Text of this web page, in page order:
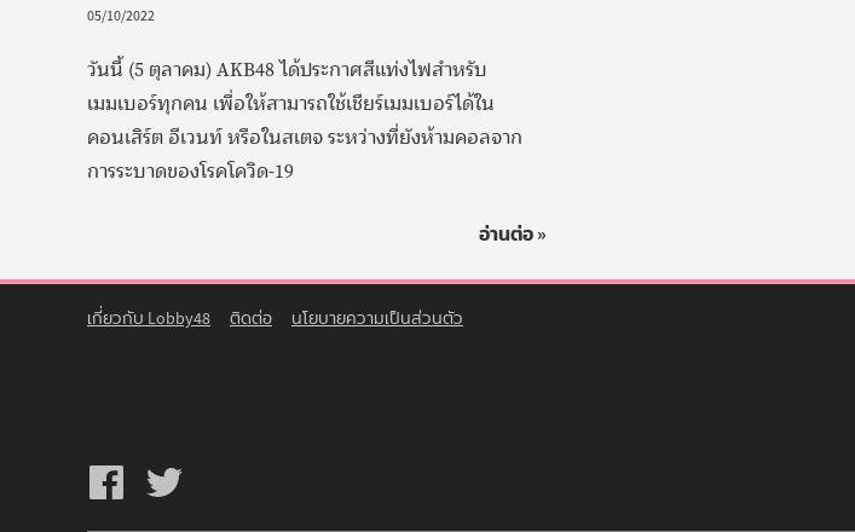
05/10/2022
วันนี้ (5 ตุลาคม) AKB48 ได้ประกาศสีแท่งไฟสำหรับ
เมมเบอร์ทุกคน เพื่อให้สามารถใช้เชียร์เมมเบอร์ได้ใน
คอนเสิร์ต อีเวนท์ หรือในสเตจ ระหว่างที่ยังห้ามคอลจาก
การระบาดของโรคโควิด-19
อ่านต่อ »
เกี่ยวกับ Lobby48 ติดต่อ นโยบายความเป็นส่วนตัว